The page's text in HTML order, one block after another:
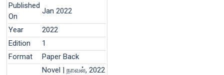
Published
On
Jan 2022
Year
2022
Edition
1
Format
Paper Back
Novel | நாவல், 2022